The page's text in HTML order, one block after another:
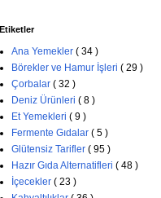
Etiketler
Ana Yemekler ( 34 )
Börekler ve Hamur İşleri ( 29 )
Çorbalar ( 32 )
Deniz Ürünleri ( 8 )
Et Yemekleri ( 9 )
Fermente Gıdalar ( 5 )
Glütensiz Tarifler ( 95 )
Hazır Gıda Alternatifleri ( 48 )
İçecekler ( 23 )